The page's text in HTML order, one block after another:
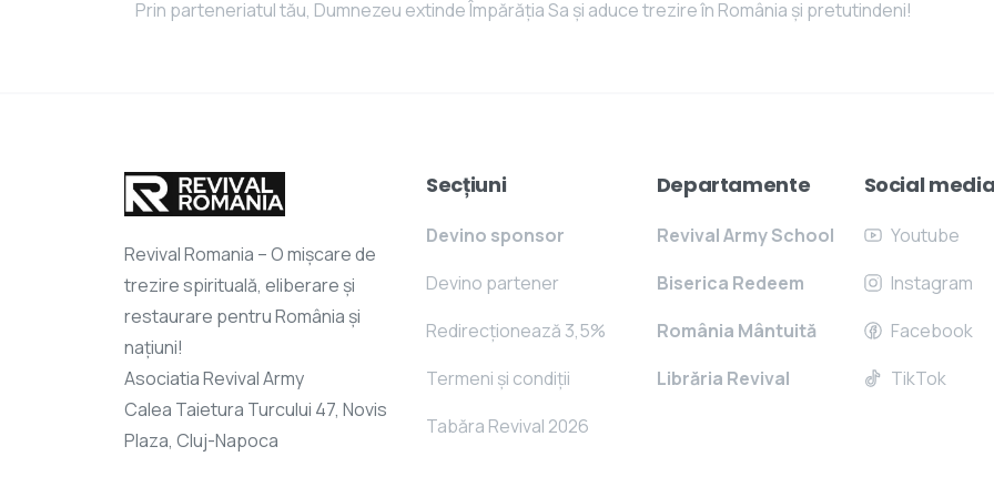
Prin parteneriatul tău, Dumnezeu extinde Împărăția Sa și aduce trezire în România și pretutindeni!
Revival Romania – O mișcare de
trezire spirituală, eliberare și
restaurare pentru România și
națiuni!
Asociatia Revival Army
Calea Taietura Turcului 47, Novis
Plaza, Cluj-Napoca
Secțiuni
Devino sponsor
Devino partener
Redirecționează 3,5%
Termeni și condiții
Tabăra Revival 2026
Departamente
Revival Army School
Biserica Redeem
România Mântuită
Librăria Revival
Social media
Youtube
Instagram
Facebook
TikTok